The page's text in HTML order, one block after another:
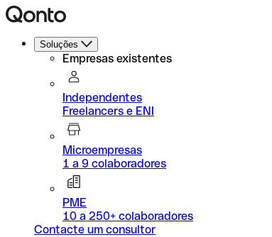
Soluções
Empresas existentes
Independentes
Freelancers e ENI
Microempresas
1 a 9 colaboradores
PME
10 a 250+ colaboradores
Contacte um consultor